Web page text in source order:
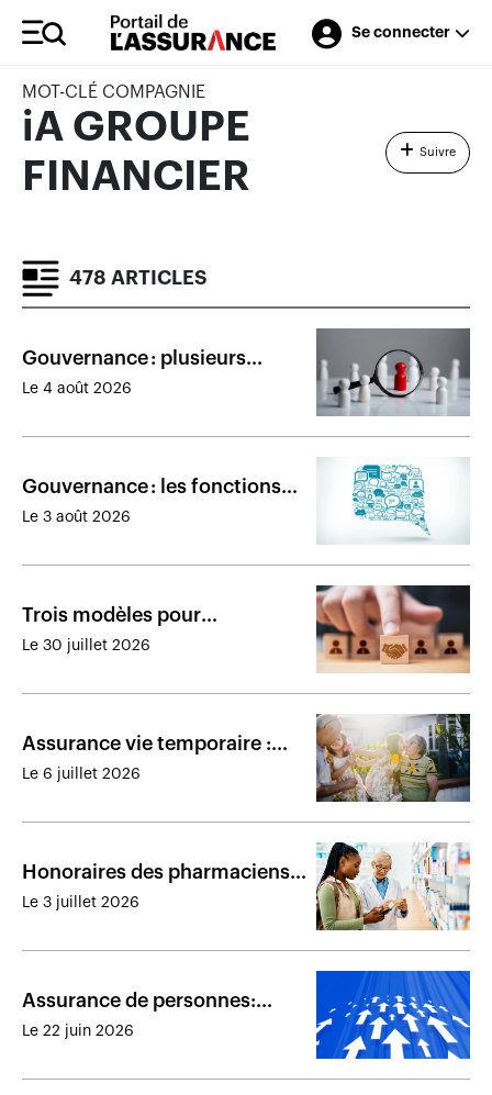
Se connecter
MOT-CLÉ COMPAGNIE
iA GROUPE
FINANCIER
Suivre
478 ARTICLES
Gouvernance : plusieurs
commentaires sur la
Le 4 août 2026
Gouvernance : les fonctions
élargies du dirigeant
Le 3 août 2026
Trois modèles pour
développer sa clientèle par
Le 30 juillet 2026
Assurance vie temporaire :
une commodité à usages
Le 6 juillet 2026
Honoraires des pharmaciens :
le débat piétine et la facture
Le 3 juillet 2026
Assurance de personnes:
résultats financiers des
Le 22 juin 2026